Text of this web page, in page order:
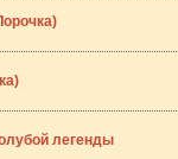
легенды